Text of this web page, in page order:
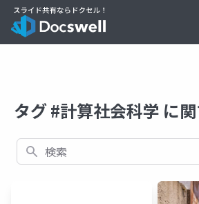
タグ #計算社会科学 に
検索